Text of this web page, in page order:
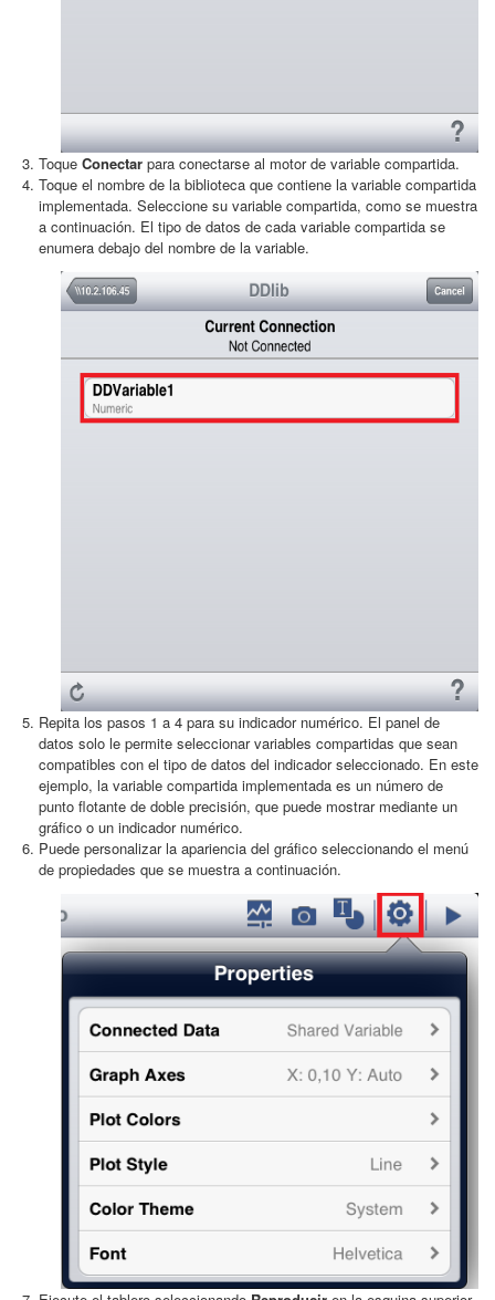
Toque Conectar para conectarse al motor de variable compartida.
Toque el nombre de la biblioteca que contiene la variable compartida
implementada. Seleccione su variable compartida, como se muestra
a continuación. El tipo de datos de cada variable compartida se
enumera debajo del nombre de la variable.
Repita los pasos 1 a 4 para su indicador numérico. El panel de
datos solo le permite seleccionar variables compartidas que sean
compatibles con el tipo de datos del indicador seleccionado. En este
ejemplo, la variable compartida implementada es un número de
punto flotante de doble precisión, que puede mostrar mediante un
gráfico o un indicador numérico.
Puede personalizar la apariencia del gráfico seleccionando el menú
de propiedades que se muestra a continuación.